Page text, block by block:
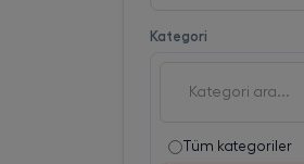
Kategori
Tüm kategoriler